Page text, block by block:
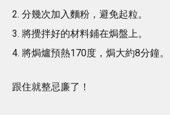
2. 分幾次加入麵粉，避免起粒。
3. 將攪拌好的材料鋪在焗盤上。
4. 將焗爐預熱170度，焗大約8分鐘。
跟住就整忌廉了！